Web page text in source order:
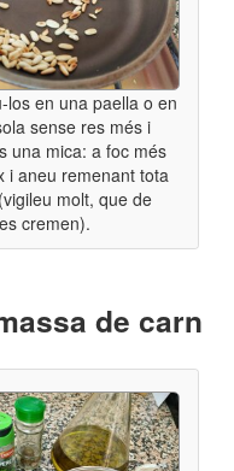
los en una paella o en
sense res més i
una mica: a foc més
i aneu remenant tota
molt, que de
cremen).
de carn